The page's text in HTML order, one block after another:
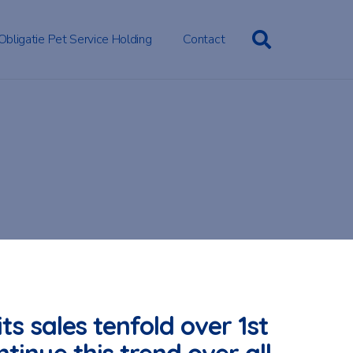
Pet Service Holding Contact
sales tenfold over 1st